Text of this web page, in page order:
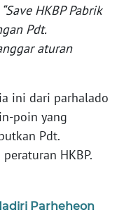
“Save HKBP Pabrik
Pdt.
aturan
ini dari parhalado
poin yang
Pdt.
HKBP.
Parheheon